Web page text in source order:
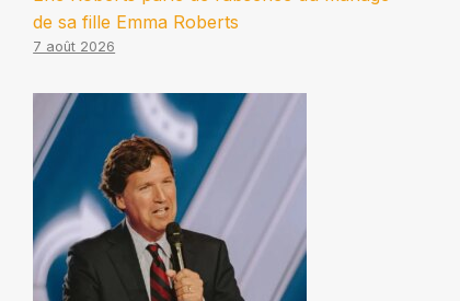
de sa fille Emma Roberts
7 août 2026